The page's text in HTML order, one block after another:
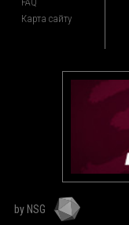
Карта сайту
by NSG